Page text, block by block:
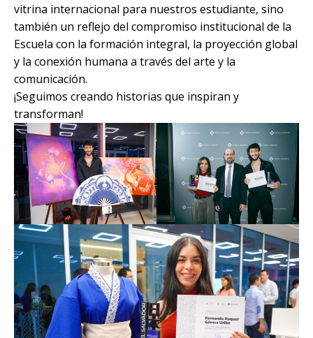
vitrina internacional para nuestros estudiante, sino
también un reflejo del compromiso institucional de la
Escuela con la formación integral, la proyección global
y la conexión humana a través del arte y la
comunicación.
¡Seguimos creando historias que inspiran y
transforman!